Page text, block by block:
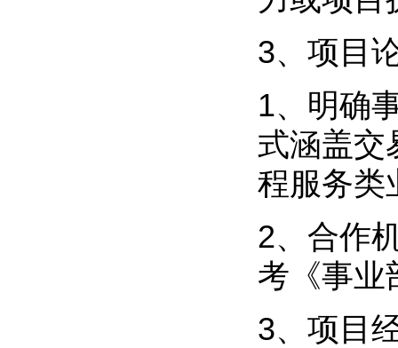
3、项目
1、明确
式涵盖交
程服务类
2、合作
考《事业
3、项目